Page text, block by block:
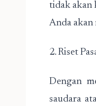
tidak akan
Anda
2. Riset
Dengan
saudara